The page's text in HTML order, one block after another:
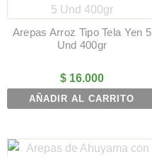
Arepas Arroz Tipo Tela Yen 5
Und 400gr
$16.000
AÑADIR AL CARRITO